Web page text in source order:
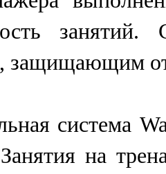
защищающим
система
на